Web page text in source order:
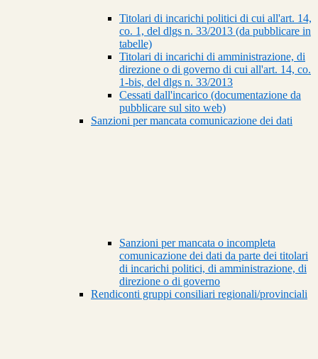
Titolari di incarichi politici di cui all'art. 14,
co. 1, del dlgs n. 33/2013 (da pubblicare in
tabelle)
Titolari di incarichi di amministrazione, di
direzione o di governo di cui all'art. 14, co.
1-bis, del dlgs n. 33/2013
Cessati dall'incarico (documentazione da
pubblicare sul sito web)
Sanzioni per mancata comunicazione dei dati
Sanzioni per mancata o incompleta
comunicazione dei dati da parte dei titolari
di incarichi politici, di amministrazione, di
direzione o di governo
Rendiconti gruppi consiliari regionali/provinciali